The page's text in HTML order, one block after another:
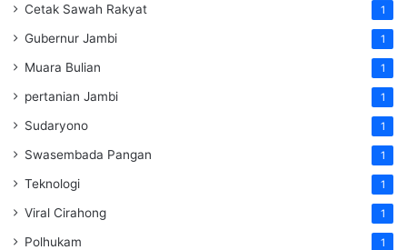
Cetak Sawah Rakyat 1
Gubernur Jambi 1
Muara Bulian 1
pertanian Jambi 1
Sudaryono 1
Swasembada Pangan 1
Teknologi 1
Viral Cirahong 1
Polhukam 1